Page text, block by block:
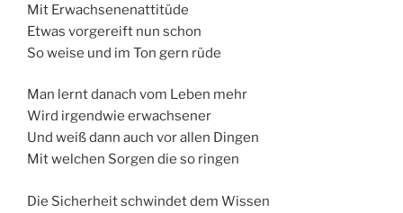
Mit Erwachsenenattitüde
Etwas vorgereift nun schon
So weise und im Ton gern rüde
Man lernt danach vom Leben mehr
Wird irgendwie erwachsener
Und weiß dann auch vor allen Dingen
Mit welchen Sorgen die so ringen
Die Sicherheit schwindet dem Wissen